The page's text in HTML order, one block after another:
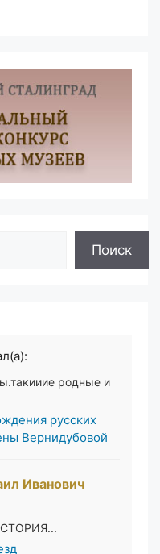
Поиск
родные и
русских
Вернидубовой
Иванович